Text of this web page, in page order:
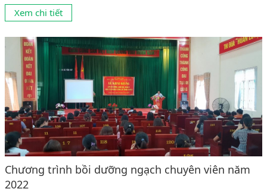
cấp phòng. Căn cứ chương trình Bộ Nội vụ đã ban hành thì Tài
liệu theo Nghị định 89/2021 mới của Chính Phủ, sẽ được áp
Xem chi tiết
Chương trình bồi dưỡng ngạch chuyên viên năm
2022